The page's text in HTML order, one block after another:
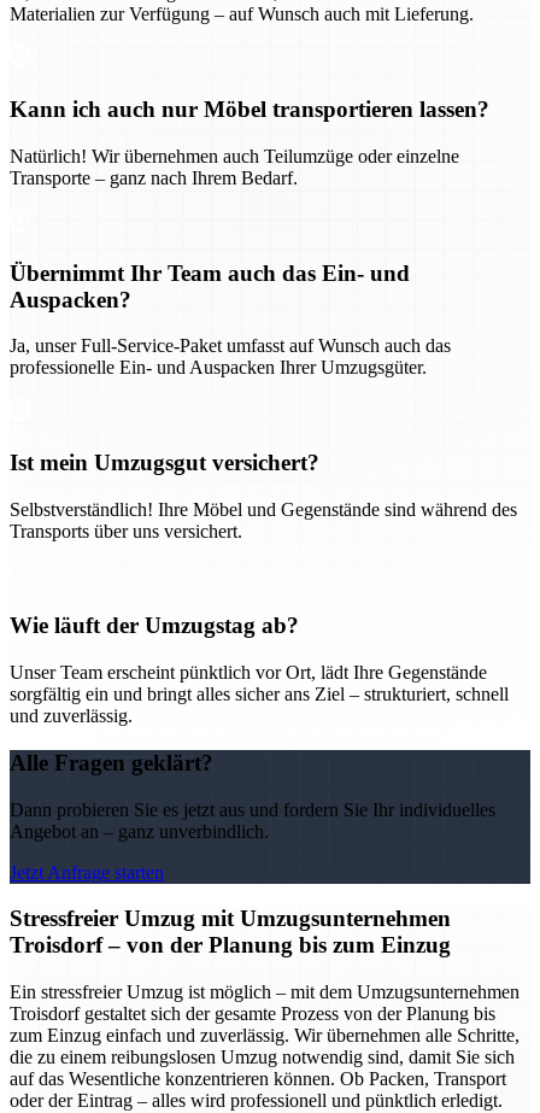
Materialien zur Verfügung – auf Wunsch auch mit Lieferung.
Kann ich auch nur Möbel transportieren lassen?
Natürlich! Wir übernehmen auch Teilumzüge oder einzelne
Transporte – ganz nach Ihrem Bedarf.
Übernimmt Ihr Team auch das Ein- und
Auspacken?
Ja, unser Full-Service-Paket umfasst auf Wunsch auch das
professionelle Ein- und Auspacken Ihrer Umzugsgüter.
Ist mein Umzugsgut versichert?
Selbstverständlich! Ihre Möbel und Gegenstände sind während des
Transports über uns versichert.
Wie läuft der Umzugstag ab?
Unser Team erscheint pünktlich vor Ort, lädt Ihre Gegenstände
sorgfältig ein und bringt alles sicher ans Ziel – strukturiert, schnell
und zuverlässig.
Alle Fragen geklärt?
Dann probieren Sie es jetzt aus und fordern Sie Ihr individuelles
Angebot an – ganz unverbindlich.
Jetzt Anfrage starten
Stressfreier Umzug mit Umzugsunternehmen
Troisdorf – von der Planung bis zum Einzug
Ein stressfreier Umzug ist möglich – mit dem Umzugsunternehmen
Troisdorf gestaltet sich der gesamte Prozess von der Planung bis
zum Einzug einfach und zuverlässig. Wir übernehmen alle Schritte,
die zu einem reibungslosen Umzug notwendig sind, damit Sie sich
auf das Wesentliche konzentrieren können. Ob Packen, Transport
oder der Eintrag – alles wird professionell und pünktlich erledigt.